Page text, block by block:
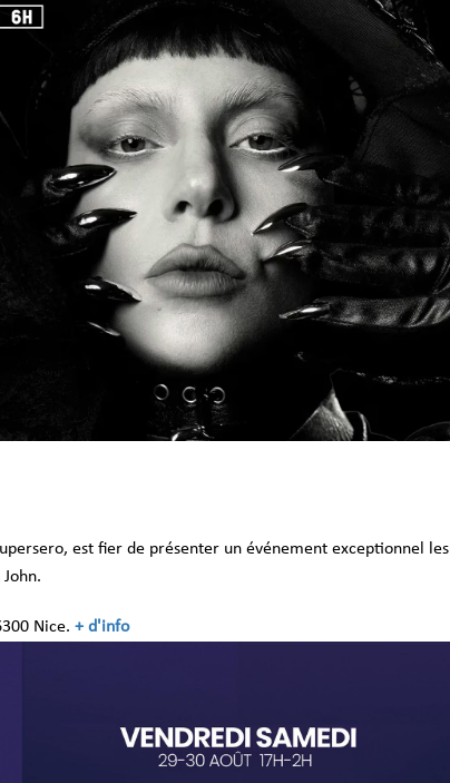
est fier de présenter un événement exceptionnel les
Nice. + d'info